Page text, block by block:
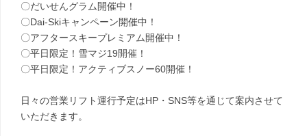
〇だいせんグラム開催中！
〇Dai-Skiキャンペーン開催中！
〇アフタースキープレミアム開催中！
〇平日限定！雪マジ19開催！
〇平日限定！アクティブスノー60開催！
日々の営業リフト運行予定はHP・SNS等を通じて案内させて
いただきます。